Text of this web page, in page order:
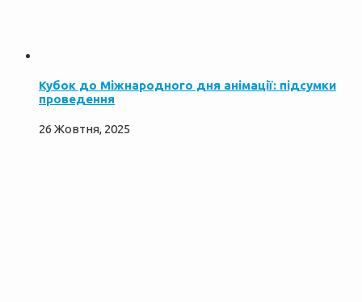
Кубок до Міжнародного дня анімації: підсумки
проведення
26 Жовтня, 2025